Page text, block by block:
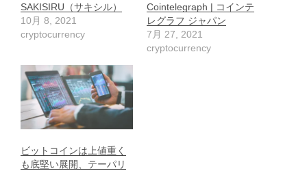
SAKISIRU（サキシル）
10月 8, 2021
cryptocurrency
Cointelegraph | コインテ
レグラフ ジャパン
7月 27, 2021
cryptocurrency
ビットコインは上値重く
も底堅い展開、テーパリ